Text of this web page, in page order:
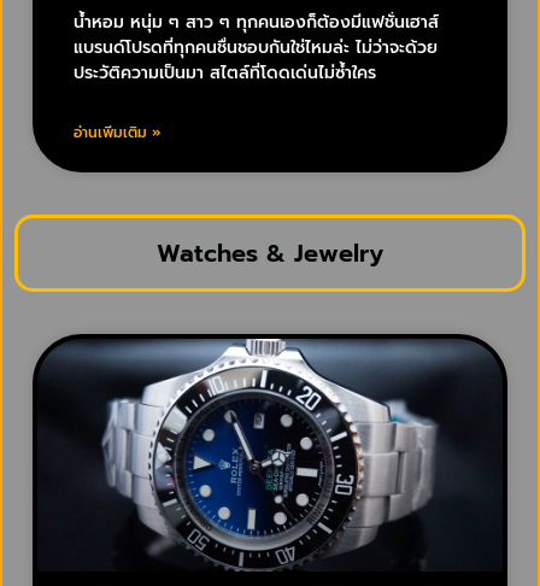
น้ำหอม หนุ่ม ๆ สาว ๆ ทุกคนเองก็ต้องมีแฟชั่นเฮาส์
แบรนด์โปรดที่ทุกคนชื่นชอบกันใช่ไหมล่ะ ไม่ว่าจะด้วย
ประวัติความเป็นมา สไตล์ที่โดดเด่นไม่ซ้ำใคร
อ่านเพิ่มเติม »
Watches & Jewelry